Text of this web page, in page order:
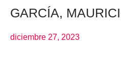
GARCÍA,
diciembre 27, 2023